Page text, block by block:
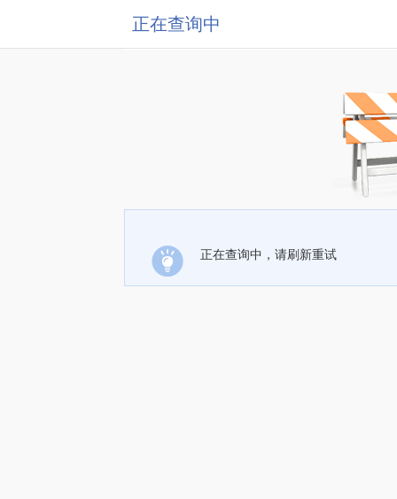
正在查询中
正在查询中，请刷新重试